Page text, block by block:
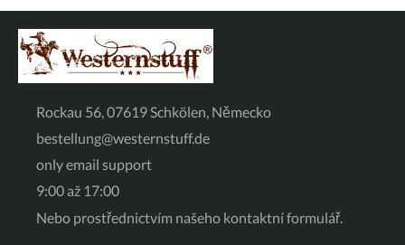
Rockau 56, 07619 Schkölen, Německo
bestellung@westernstuff.de
only email support
9:00 až 17:00
Nebo prostřednictvím našeho kontaktní formulář.